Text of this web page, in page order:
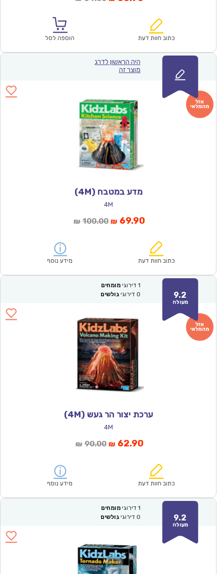
₪84.00.
הוא:
כתוב חוות דעת הוספה לסל
היה הראשון לדרג
מוצר זה
מדע במטבח (4M)
4M
₪ 100.00המחיר
₪100.00.
₪ 69.90המחיר
הוא:
כתוב חוות דעת מידע נוסף
9.2
מעולה
1 דירוגי מומחים
0 דירוגי גולשים
ערכת יצור הר געש (4M)
4M
₪ 90.00המחיר
₪90.00.
₪ 62.90המחיר
הוא:
כתוב חוות דעת מידע נוסף
9.2
מעולה
1 דירוגי מומחים
0 דירוגי גולשים